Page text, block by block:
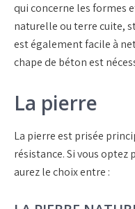
qui concerne les formes
naturelle ou terre cuite,
est également facile à
chape de béton est
La pierre
La pierre est prisée
résistance. Si vous optez
aurez le choix entre :